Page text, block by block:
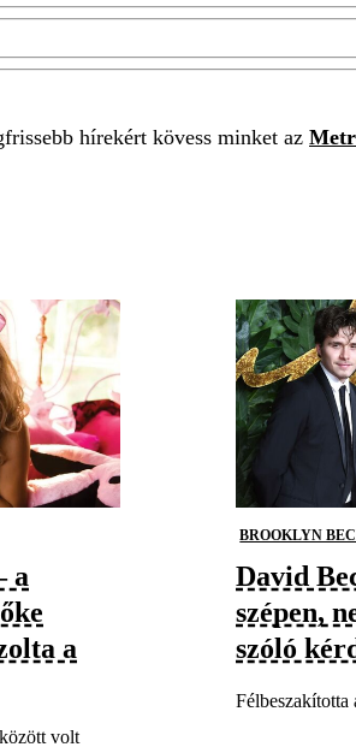
hírekért kövess minket az
a
a
volt
BROOKLYN
David
szépen,
szóló
Félbeszakította